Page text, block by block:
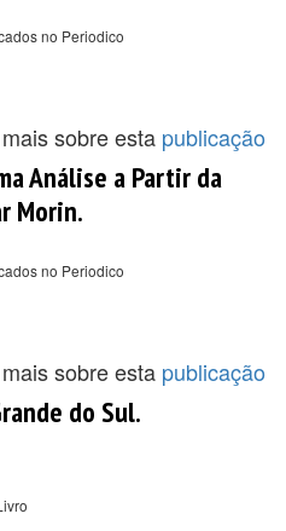
no Periodico
sobre esta publicação
Análise a Partir da
Morin.
no Periodico
sobre esta publicação
do Sul.